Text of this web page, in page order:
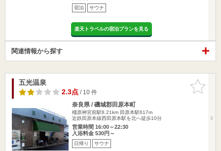
宿泊 サウナ
楽天トラベルの宿泊プランを見る
関連情報から探す
お気に入
りに追加
五光温泉
2.3点/ 10 件
奈良県 / 磯城郡田原本町
橿原神宮前駅8.21km 田原本駅617m
近鉄田原本線西田原本駅を北へ徒歩10分
営業時間 16:00～22:30
入浴料金 530円～
日帰り サウナ